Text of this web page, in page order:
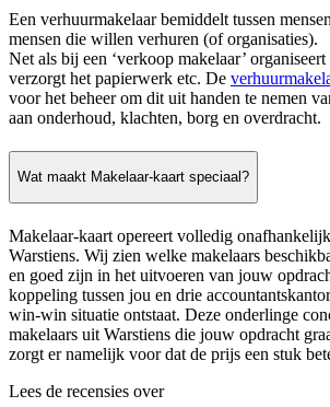
Een verhuurmakelaar bemiddelt tussen
mensen die willen verhuren (of organisaties).
Net als bij een ‘verkoop makelaar’
verzorgt het papierwerk etc. De
voor het beheer om dit uit handen te nemen
aan onderhoud, klachten, borg en overdracht.
Wat maakt Makelaar-kaart speciaal?
Makelaar-kaart opereert volledig
Warstiens. Wij zien welke makelaars
en goed zijn in het uitvoeren van jouw
koppeling tussen jou en drie
win-win situatie ontstaat. Deze onderlinge
makelaars uit Warstiens die jouw opdracht
zorgt er namelijk voor dat de prijs een stuk
Lees de recensies over